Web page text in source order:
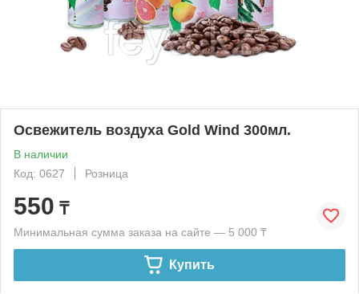
Освежитель воздуха Gold Wind 300мл.
В наличии
Код: 0627
Розница
550 ₸
Минимальная сумма заказа на сайте — 5 000 ₸
Купить